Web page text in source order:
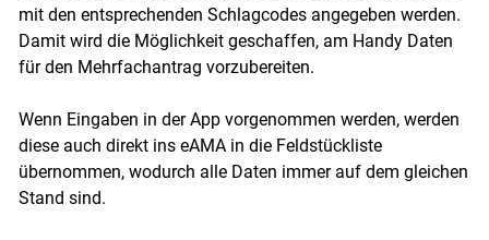
mit den entsprechenden Schlagcodes angegeben werden.
Damit wird die Möglichkeit geschaffen, am Handy Daten
für den Mehrfachantrag vorzubereiten.
Wenn Eingaben in der App vorgenommen werden, werden
diese auch direkt ins eAMA in die Feldstückliste
übernommen, wodurch alle Daten immer auf dem gleichen
Stand sind.